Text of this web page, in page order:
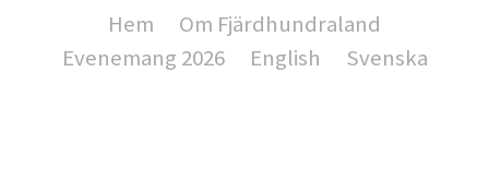
Hem
Om Fjärdhundraland
Evenemang 2026
English Svenska